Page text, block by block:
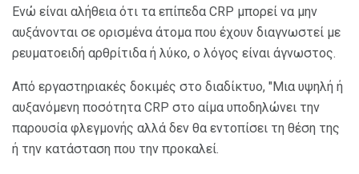
Ενώ είναι αλήθεια ότι τα επίπεδα CRP μπορεί να μην
αυξάνονται σε ορισμένα άτομα που έχουν διαγνωστεί με
ρευματοειδή αρθρίτιδα ή λύκο, ο λόγος είναι άγνωστος.
Από εργαστηριακές δοκιμές στο διαδίκτυο, "Μια υψηλή ή
αυξανόμενη ποσότητα CRP στο αίμα υποδηλώνει την
παρουσία φλεγμονής αλλά δεν θα εντοπίσει τη θέση της
ή την κατάσταση που την προκαλεί.